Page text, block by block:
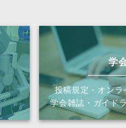
学
投稿規定・オンラ
学会雑誌・ガイド